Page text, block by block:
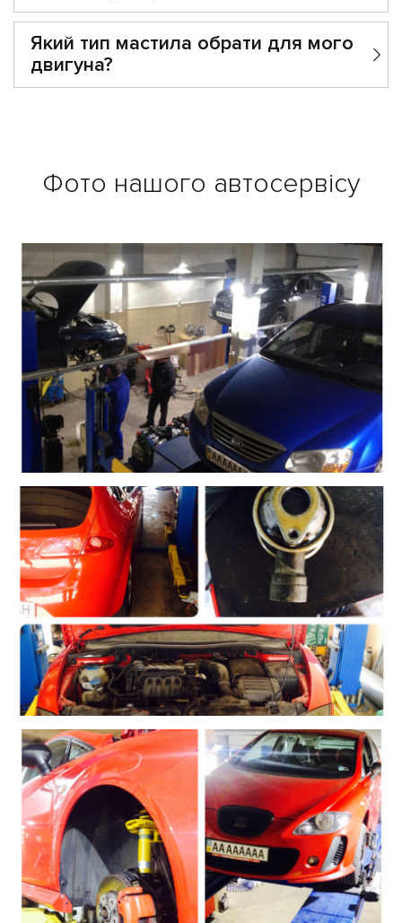
Який тип мастила обрати для мого
двигуна?
Фото нашого автосервісу